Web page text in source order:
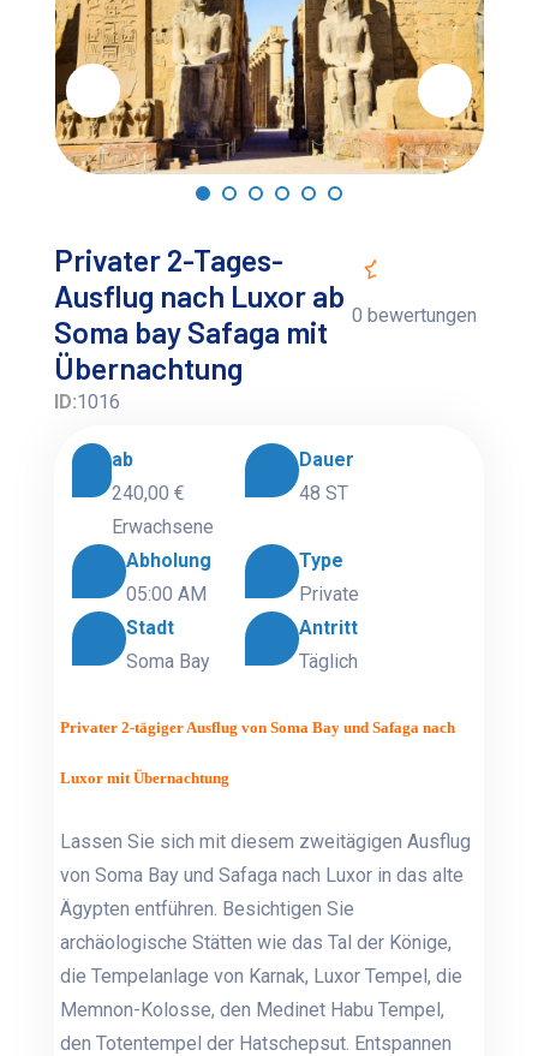
Privater 2-Tages-
Ausflug nach Luxor ab
Soma bay Safaga mit
Übernachtung
ID:1016
0 bewertungen
ab
240,00 €
Erwachsene
Dauer
48 ST
Abholung
05:00 AM
Type
Private
Stadt
Soma Bay
Antritt
Täglich
Privater 2-tägiger Ausflug von Soma Bay und Safaga nach
Luxor mit Übernachtung
Lassen Sie sich mit diesem zweitägigen Ausflug
von Soma Bay und Safaga nach Luxor in das alte
Ägypten entführen. Besichtigen Sie
archäologische Stätten wie das Tal der Könige,
die Tempelanlage von Karnak, Luxor Tempel, die
Memnon-Kolosse, den Medinet Habu Tempel,
den Totentempel der Hatschepsut. Entspannen